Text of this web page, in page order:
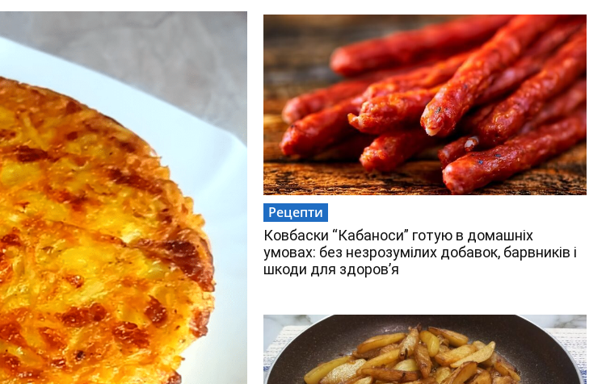
Рецепти
Ковбаски “Кабаноси” готую в домашніх
умовах: без незрозумілих добавок, барвників і
шкоди для здоров’я